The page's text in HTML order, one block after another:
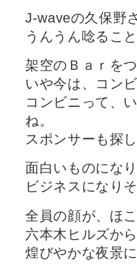
J-waveの久保野
うんうん唸るこ
架空のＢａｒを
いや今は、コン
コンビニって、
ね。
スポンサーも探
面白いものにな
ビジネスになり
全員の顔が、ほ
六本木ヒルズか
煌びやかな夜景